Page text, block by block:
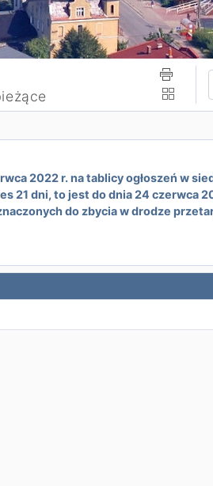
2022 r. na tablicy ogłoszeń w
21 dni, to jest do dnia 24 czerwca
do zbycia w drodze